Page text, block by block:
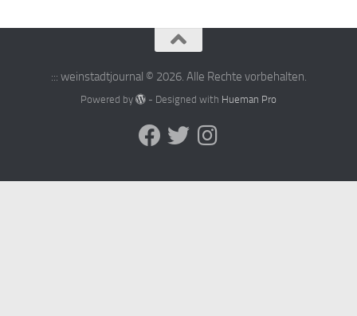
::: weinstadtjournal © 2026. Alle Rechte vorbehalten.
Powered by - Designed with Hueman Pro